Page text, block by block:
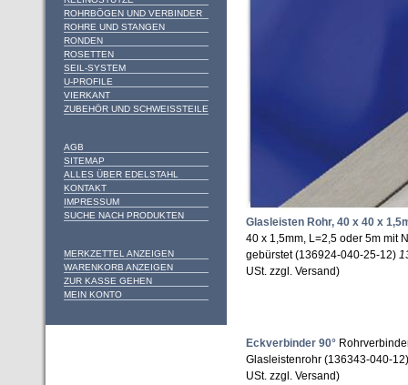
ROHRBÖGEN UND VERBINDER
ROHRE UND STANGEN
RONDEN
ROSETTEN
SEIL-SYSTEM
U-PROFILE
VIERKANT
ZUBEHÖR UND SCHWEISSTEILE
AGB
SITEMAP
ALLES ÜBER EDELSTAHL
KONTAKT
IMPRESSUM
SUCHE NACH PRODUKTEN
MERKZETTEL ANZEIGEN
WARENKORB ANZEIGEN
ZUR KASSE GEHEN
MEIN KONTO
Glasleisten Rohr, 40 x 40 x
40 x 1,5mm, L=2,5 oder 5m mit
gebürstet (136924-040-25-12)
USt. zzgl. Versand)
Eckverbinder 90°
Glasleistenrohr (136343-040-
USt. zzgl. Versand)